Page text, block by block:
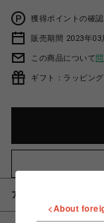
獲得ポイントの確
販売期間 2023年03
この商品について
ギフト：ラッピン
アイテム説明 / 素材
<About